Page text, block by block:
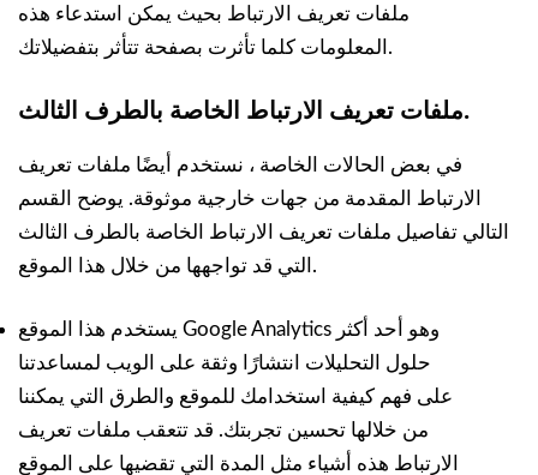
ملفات تعريف الارتباط بحيث يمكن استدعاء هذه
المعلومات كلما تأثرت بصفحة تتأثر بتفضيلاتك.
ملفات تعريف الارتباط الخاصة بالطرف الثالث.
في بعض الحالات الخاصة ، نستخدم أيضًا ملفات تعريف
الارتباط المقدمة من جهات خارجية موثوقة. يوضح القسم
التالي تفاصيل ملفات تعريف الارتباط الخاصة بالطرف الثالث
التي قد تواجهها من خلال هذا الموقع.
يستخدم هذا الموقع Google Analytics وهو أحد أكثر
حلول التحليلات انتشارًا وثقة على الويب لمساعدتنا
على فهم كيفية استخدامك للموقع والطرق التي يمكننا
من خلالها تحسين تجربتك. قد تتعقب ملفات تعريف
الارتباط هذه أشياء مثل المدة التي تقضيها على الموقع